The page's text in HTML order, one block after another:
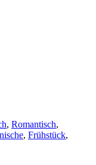
, Romantisch,
, Frühstück,